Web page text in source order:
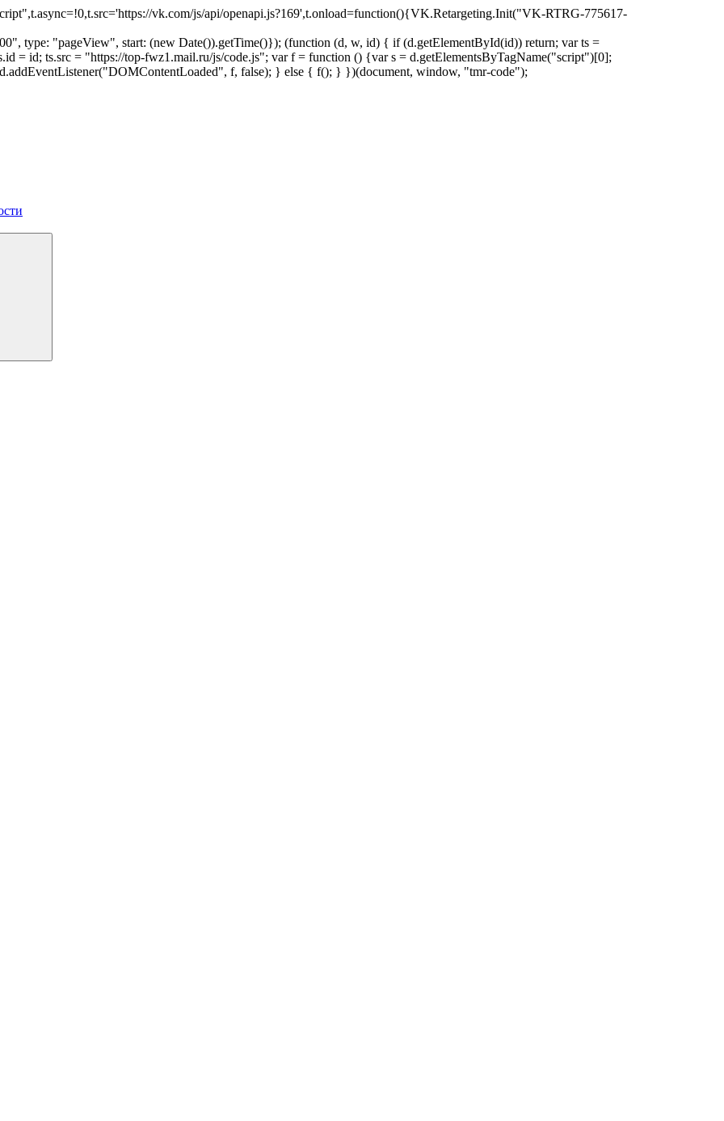
vk.com/js/api/openapi.js?169',t.onload=function(){VK.Retargeting.Init("VK-RTRG-775617-
type: "pageView", start: (new Date()).getTime()}); (function (d, w, id) { if (d.getElementById(id)) return; var ts =
= id; ts.src = "https://top-fwz1.mail.ru/js/code.js"; var f = function () {var s = d.getElementsByTagName("script")[0];
f, false); } else { f(); } })(document, window, "tmr-code");